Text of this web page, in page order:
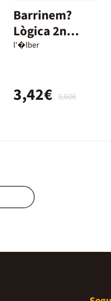
Barrinem?
Lògica 2n
Primària
l'�lber
3,60€
3,42€